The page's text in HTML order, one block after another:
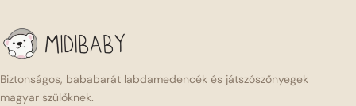
Biztonságos, bababarát labdamedencék és játszószőnyegek
magyar szülőknek.